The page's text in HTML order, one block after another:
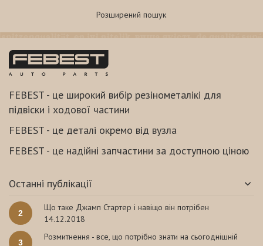
Розширений пошук
FEBEST - це широкий вибір резінометалікі для
підвіски і ходової частини
FEBEST - це деталі окремо від вузла
FEBEST - це надійні запчастини за доступною ціною
Останні публікації
2
Що таке Джамп Стартер і навіщо він потрібен
14.12.2018
3
Розмитнення - все, що потрібно знати на сьогоднішній